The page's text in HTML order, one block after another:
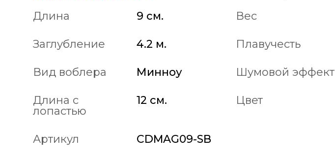
Длина 9 см. Вес
Заглубление 4.2 м. Плавучесть
Вид воблера Минноу Шумовой эффект
Длина с
лопастью
12 см. Цвет
Артикул CDMAG09-SB